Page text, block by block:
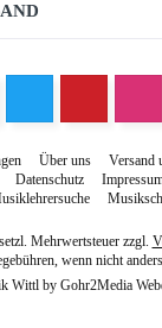
Über uns
Versand
Datenschutz
Mehrwertsteuer zzgl.
wenn nicht
Wittl by Gohr2Media